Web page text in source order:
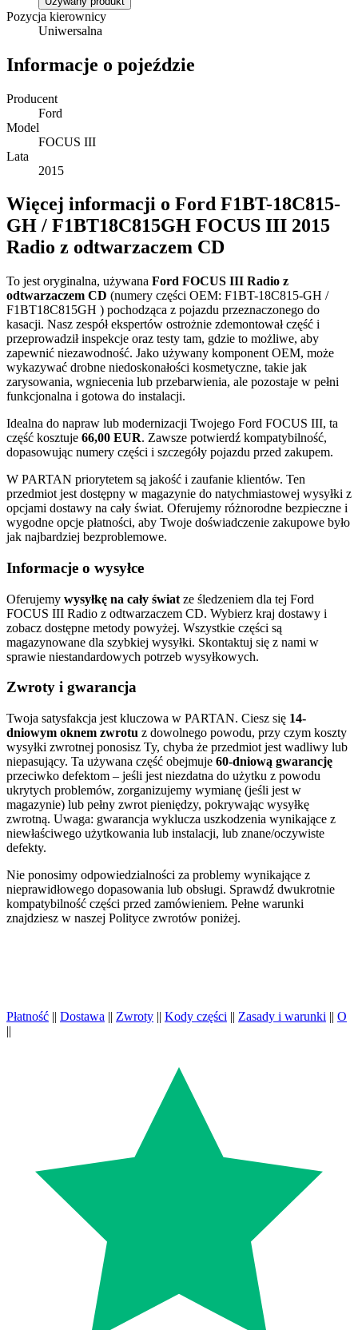
Pozycja kierownicy
Uniwersalna
Informacje o pojeździe
Producent
Ford
Model
FOCUS III
Lata
2015
Więcej informacji o Ford F1BT-18C815-
GH / F1BT18C815GH FOCUS III 2015
Radio z odtwarzaczem CD
To jest oryginalna, używana Ford FOCUS III Radio z
odtwarzaczem CD (numery części OEM: F1BT-18C815-GH /
F1BT18C815GH ) pochodząca z pojazdu przeznaczonego do
kasacji. Nasz zespół ekspertów ostrożnie zdemontował część i
przeprowadził inspekcje oraz testy tam, gdzie to możliwe, aby
zapewnić niezawodność. Jako używany komponent OEM, może
wykazywać drobne niedoskonałości kosmetyczne, takie jak
zarysowania, wgniecenia lub przebarwienia, ale pozostaje w pełni
funkcjonalna i gotowa do instalacji.
Idealna do napraw lub modernizacji Twojego Ford FOCUS III, ta
część kosztuje 66,00 EUR. Zawsze potwierdź kompatybilność,
dopasowując numery części i szczegóły pojazdu przed zakupem.
W PARTAN priorytetem są jakość i zaufanie klientów. Ten
przedmiot jest dostępny w magazynie do natychmiastowej wysyłki z
opcjami dostawy na cały świat. Oferujemy różnorodne bezpieczne i
wygodne opcje płatności, aby Twoje doświadczenie zakupowe było
jak najbardziej bezproblemowe.
Informacje o wysyłce
Oferujemy wysyłkę na cały świat ze śledzeniem dla tej Ford
FOCUS III Radio z odtwarzaczem CD. Wybierz kraj dostawy i
zobacz dostępne metody powyżej. Wszystkie części są
magazynowane dla szybkiej wysyłki. Skontaktuj się z nami w
sprawie niestandardowych potrzeb wysyłkowych.
Zwroty i gwarancja
Twoja satysfakcja jest kluczowa w PARTAN. Ciesz się 14-
dniowym oknem zwrotu z dowolnego powodu, przy czym koszty
wysyłki zwrotnej ponosisz Ty, chyba że przedmiot jest wadliwy lub
niepasujący. Ta używana część obejmuje 60-dniową gwarancję
przeciwko defektom – jeśli jest niezdatna do użytku z powodu
ukrytych problemów, zorganizujemy wymianę (jeśli jest w
magazynie) lub pełny zwrot pieniędzy, pokrywając wysyłkę
zwrotną. Uwaga: gwarancja wyklucza uszkodzenia wynikające z
niewłaściwego użytkowania lub instalacji, lub znane/oczywiste
defekty.
Nie ponosimy odpowiedzialności za problemy wynikające z
nieprawidłowego dopasowania lub obsługi. Sprawdź dwukrotnie
kompatybilność części przed zamówieniem. Pełne warunki
znajdziesz w naszej Polityce zwrotów poniżej.
Płatność || Dostawa || Zwroty || Kody części || Zasady i warunki || O
||